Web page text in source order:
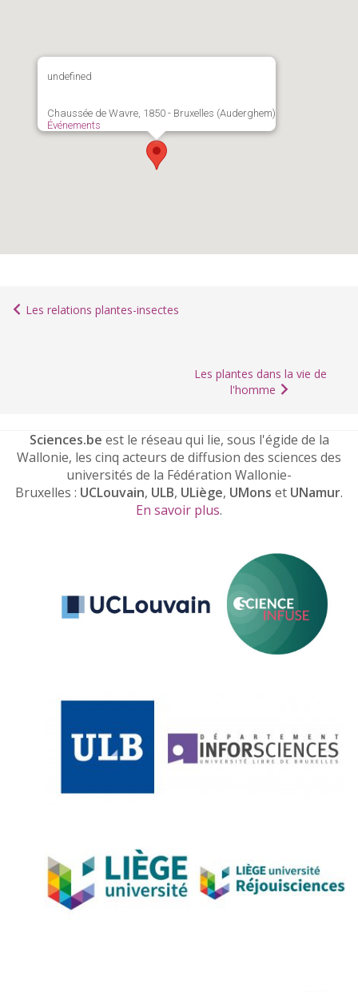
undefined
Chaussée de Wavre, 1850 - Bruxelles (Auderghem)
Événements
Les relations plantes-insectes
Les plantes dans la vie de
l'homme
Sciences.be est le réseau qui lie, sous l'égide de la
Wallonie, les cinq acteurs de diffusion des sciences des
universités de la Fédération Wallonie-
Bruxelles : UCLouvain, ULB, ULiège, UMons et UNamur.
En savoir plus.